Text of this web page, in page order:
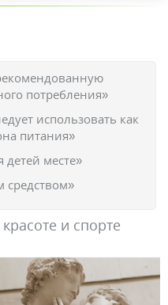
потребления»
использовать как
питания»
месте»
средством»
и спорте